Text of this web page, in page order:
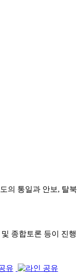
의 통일과 안보, 탈
종합토론 등이 진